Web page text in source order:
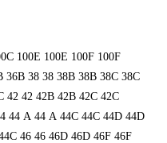
100E 100E 100F 100F
36B 38 38 38B 38B 38С 38С
42 42 42B 42B 42C 42C
44 А 44 А 44C 44C 44D 44D
46 46 46D 46D 46F 46F